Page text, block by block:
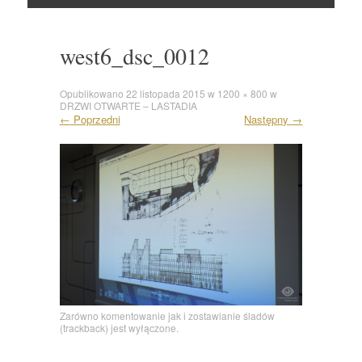
west6_dsc_0012
Opublikowano 22 listopada 2015 w 1200 × 800 w
DRZWI OTWARTE – LASTADIA
← Poprzedni Następny →
Zarówno komentowanie jak i zostawianie śladów
(trackback) jest wyłączone.